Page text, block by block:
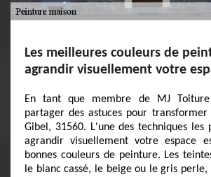
Les meilleures couleurs de
agrandir visuellement votre
En tant que membre de MJ
partager des astuces pour
Gibel, 31560. L'une des techniques les
agrandir visuellement votre espace
bonnes couleurs de peinture. Les
le blanc cassé, le beige ou le gris